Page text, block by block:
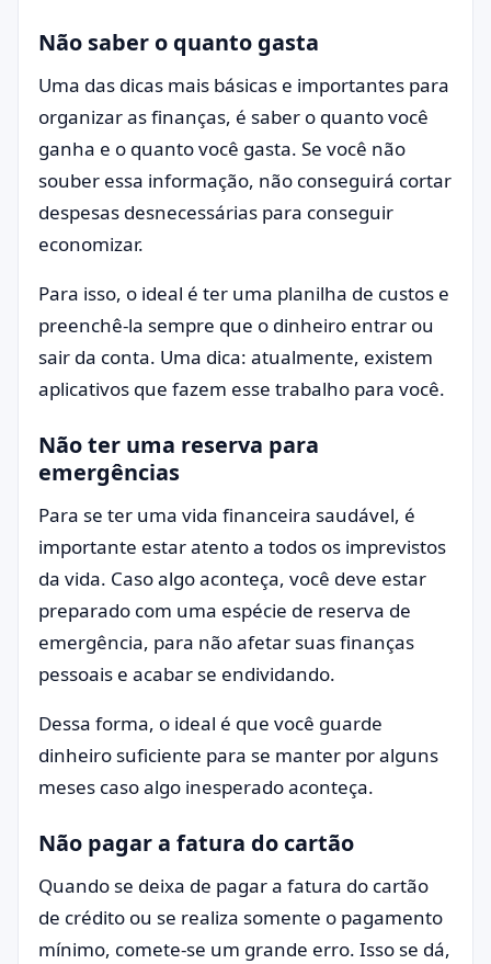
Não saber o quanto gasta
Uma das dicas mais básicas e importantes para
organizar as finanças, é saber o quanto você
ganha e o quanto você gasta. Se você não
souber essa informação, não conseguirá cortar
despesas desnecessárias para conseguir
economizar.
Para isso, o ideal é ter uma planilha de custos e
preenchê-la sempre que o dinheiro entrar ou
sair da conta. Uma dica: atualmente, existem
aplicativos que fazem esse trabalho para você.
Não ter uma reserva para
emergências
Para se ter uma vida financeira saudável, é
importante estar atento a todos os imprevistos
da vida. Caso algo aconteça, você deve estar
preparado com uma espécie de reserva de
emergência, para não afetar suas finanças
pessoais e acabar se endividando.
Dessa forma, o ideal é que você guarde
dinheiro suficiente para se manter por alguns
meses caso algo inesperado aconteça.
Não pagar a fatura do cartão
Quando se deixa de pagar a fatura do cartão
de crédito ou se realiza somente o pagamento
mínimo, comete-se um grande erro. Isso se dá,